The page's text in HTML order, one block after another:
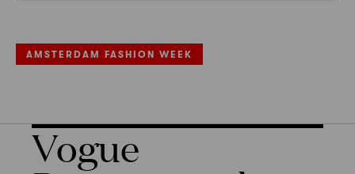
AMSTERDAM FASHION WEEK
Vogue